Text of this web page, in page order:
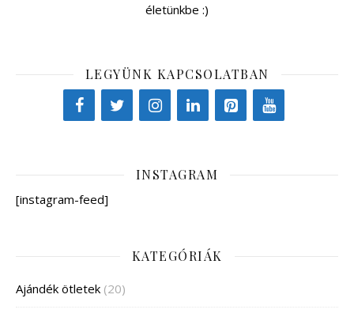
életünkbe :)
LEGYÜNK KAPCSOLATBAN
INSTAGRAM
[instagram-feed]
KATEGÓRIÁK
Ajándék ötletek (20)